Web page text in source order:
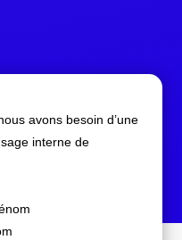
avons besoin d’une
interne de